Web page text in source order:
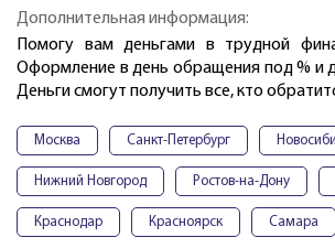
Дополнительная информация:
Помогу вам деньгами в трудной
Оформление в день обращения под % и
Деньги смогут получить все, кто
Москва Санкт-Петербург
Нижний Новгород Ростов-на-Дону
Краснодар Красноярск Самара